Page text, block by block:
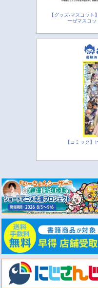
【グッズ-マスコット
ーゼマスコッ
【コミック】